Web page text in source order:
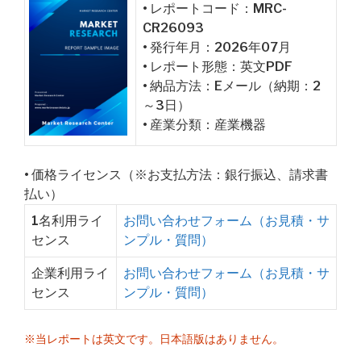
• レポートコード：MRC-
CR26093
• 発行年月：2026年07月
• レポート形態：英文PDF
• 納品方法：Eメール（納期：2
～3日）
• 産業分類：産業機器
• 価格ライセンス（※お支払方法：銀行振込、請求書
払い）
1名利用ライ
センス
お問い合わせフォーム（お見積・サ
ンプル・質問）
企業利用ライ
センス
お問い合わせフォーム（お見積・サ
ンプル・質問）
※当レポートは英文です。日本語版はありません。